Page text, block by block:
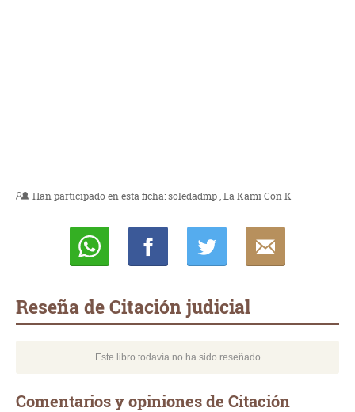
Han participado en esta ficha:soledadmp La Kami Con K
Reseña de Citación judicial
Este libro todavía no ha sido reseñado
Comentarios y opiniones de Citación